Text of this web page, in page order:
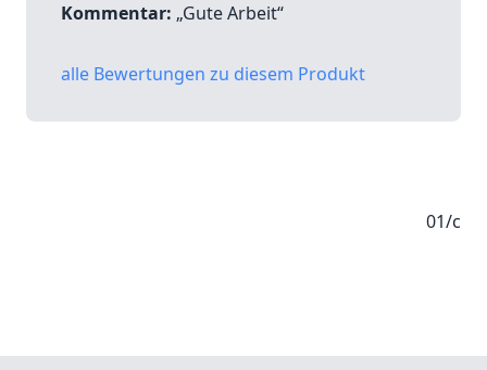
Kommentar: „Gute Arbeit“
alle Bewertungen zu diesem Produkt
01/c